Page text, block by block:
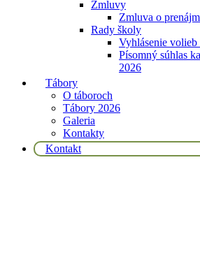
Zmluvy
Zmluva o
Rady školy
Vyhlásenie
Písomný súhlas
2026
Tábory
O táboroch
Tábory 2026
Galeria
Kontakty
Kontakt